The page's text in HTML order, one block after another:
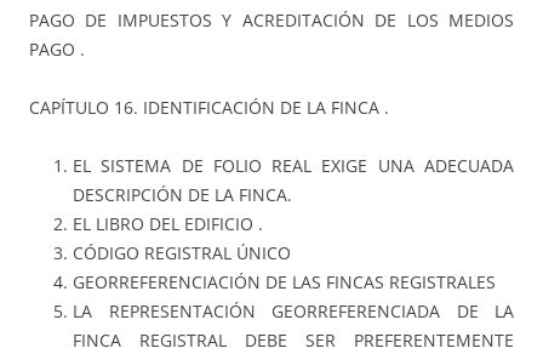
PAGO DE IMPUESTOS Y ACREDITACIÓN DE LOS MEDIOS
PAGO .
CAPÍTULO 16. IDENTIFICACIÓN DE LA FINCA .
EL SISTEMA DE FOLIO REAL EXIGE UNA ADECUADA
DESCRIPCIÓN DE LA FINCA.
EL LIBRO DEL EDIFICIO .
CÓDIGO REGISTRAL ÚNICO
GEORREFERENCIACIÓN DE LAS FINCAS REGISTRALES
LA REPRESENTACIÓN GEORREFERENCIADA DE LA
FINCA REGISTRAL DEBE SER PREFERENTEMENTE